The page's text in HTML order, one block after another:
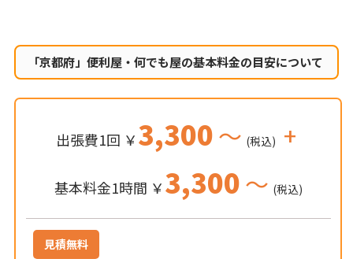
「京都府」便利屋・何でも屋の基本料金の目安について
出張費1回 ￥3,300～ (税込) +
基本料金1時間 ￥3,300～ (税込)
見積無料